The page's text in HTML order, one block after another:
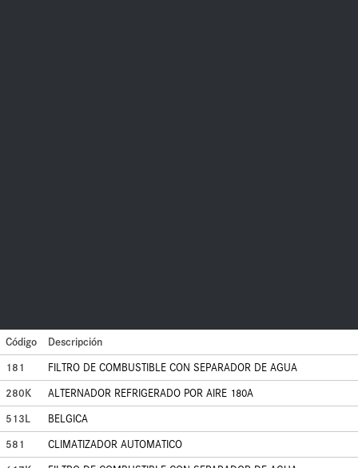
Código
Descripción
181
FILTRO DE COMBUSTIBLE CON SEPARADOR DE AGUA
280K
ALTERNADOR REFRIGERADO POR AIRE 180A
513L
BELGICA
581
CLIMATIZADOR AUTOMATICO